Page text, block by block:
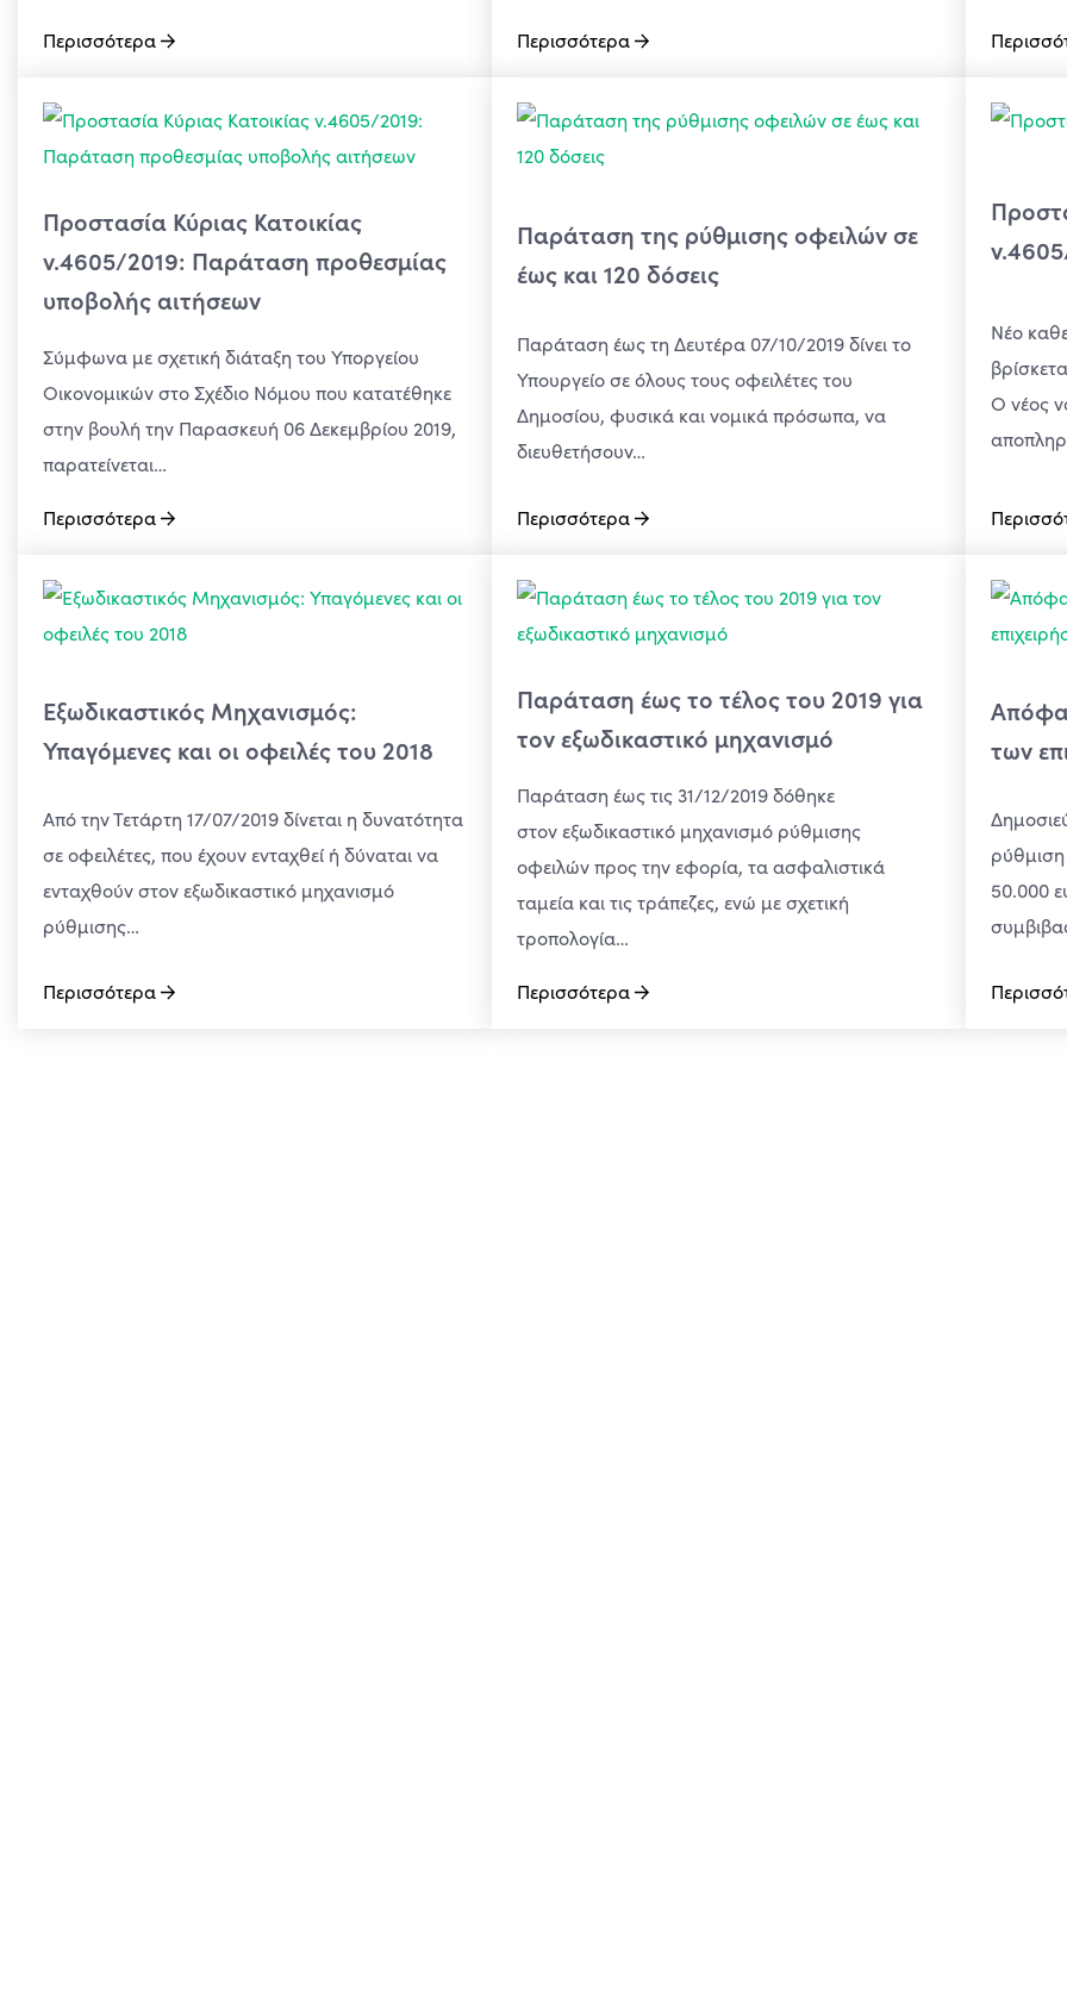
Περισσότερα Περισσότερα
Προστασία Κύριας Κατοικίας
ν.4605/2019: Παράταση προθεσμίας
υποβολής αιτήσεων
Σύμφωνα με σχετική διάταξη του Υποργείου
Οικονομικών στο Σχέδιο Νόμου που κατατέθηκε
στην βουλή την Παρασκευή 06 Δεκεμβρίου 2019,
παρατείνεται…
Περισσότερα
Παράταση της ρύθμισης οφειλών σε
έως και 120 δόσεις
Παράταση έως τη Δευτέρα 07/10/2019 δίνει το
Υπουργείο σε όλους τους οφειλέτες του
Δημοσίου, φυσικά και νομικά πρόσωπα, να
διευθετήσουν…
Περισσότερα
Νέο
Ο νέος
Εξωδικαστικός Μηχανισμός:
Υπαγόμενες και οι οφειλές του 2018
Από την Τετάρτη 17/07/2019 δίνεται η δυνατότητα
σε οφειλέτες, που έχουν ενταχθεί ή δύναται να
ενταχθούν στον εξωδικαστικό μηχανισμό
ρύθμισης…
Περισσότερα
Παράταση έως το τέλος του 2019 για
τον εξωδικαστικό μηχανισμό
Παράταση έως τις 31/12/2019 δόθηκε
στον εξωδικαστικό μηχανισμό ρύθμισης
οφειλών προς την εφορία, τα ασφαλιστικά
ταμεία και τις τράπεζες, ενώ με σχετική
τροπολογία…
Περισσότερα
των
50.000